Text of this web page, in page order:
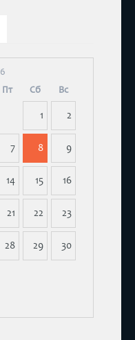
Пт Сб Вс
1 2
7 8 9
14 15 16
21 22 23
28 29 30